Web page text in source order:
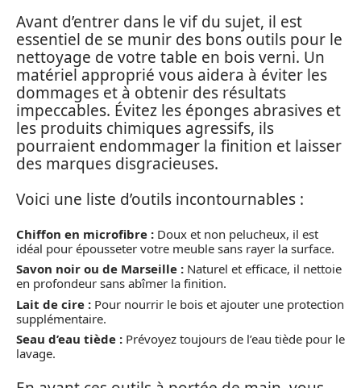
Avant d’entrer dans le vif du sujet, il est
essentiel de se munir des bons outils pour le
nettoyage de votre table en bois verni. Un
matériel approprié vous aidera à éviter les
dommages et à obtenir des résultats
impeccables. Évitez les éponges abrasives et
les produits chimiques agressifs, ils
pourraient endommager la finition et laisser
des marques disgracieuses.
Voici une liste d’outils incontournables :
Chiffon en microfibre : Doux et non pelucheux, il est
idéal pour épousseter votre meuble sans rayer la surface.
Savon noir ou de Marseille : Naturel et efficace, il nettoie
en profondeur sans abîmer la finition.
Lait de cire : Pour nourrir le bois et ajouter une protection
supplémentaire.
Seau d’eau tiède : Prévoyez toujours de l’eau tiède pour le
lavage.